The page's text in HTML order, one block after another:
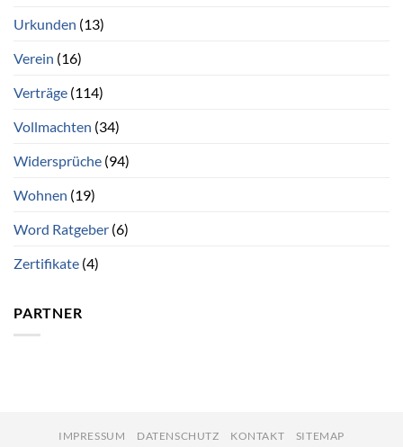
Urkunden (13)
Verein (16)
Verträge (114)
Vollmachten (34)
Widersprüche (94)
Wohnen (19)
Word Ratgeber (6)
Zertifikate (4)
PARTNER
IMPRESSUM DATENSCHUTZ KONTAKT SITEMAP